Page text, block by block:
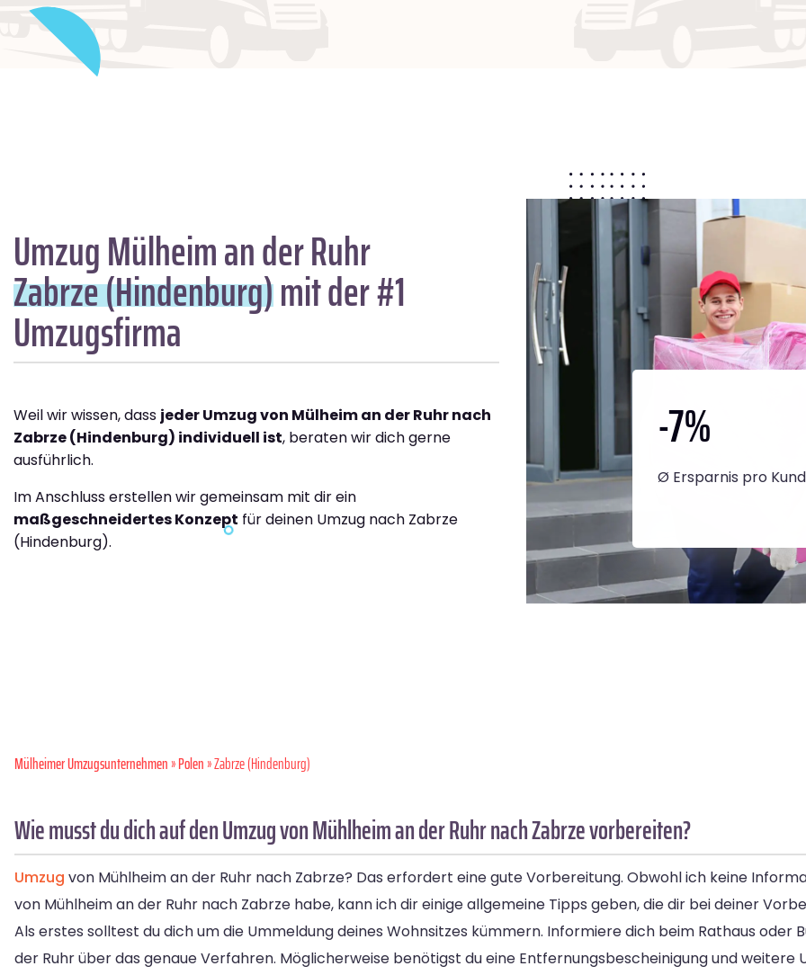
Umzug Mülheim an der Ruhr
Zabrze (Hindenburg)mit der #1
Umzugsfirma
Weil wir wissen, dass jeder Umzug von Mülheim an der Ruhr nach
Zabrze (Hindenburg) individuell ist, beraten wir dich gerne
ausführlich.
Im Anschluss erstellen wir gemeinsam mit dir ein
maßgeschneidertes Konzept für deinen Umzug nach Zabrze
(Hindenburg).
-7%
Ø Ersparnis pro
Mülheimer Umzugsunternehmen»Polen» Zabrze (Hindenburg)
Wie musst du dich auf den Umzug von Mühlheim an der Ruhr nach Zabrze vorbereiten?
Umzug von Mühlheim an der Ruhr nach Zabrze? Das erfordert eine gute Vorbereitung. Obwohl ich keine
von Mühlheim an der Ruhr nach Zabrze habe, kann ich dir einige allgemeine Tipps geben, die dir bei deiner
Als erstes solltest du dich um die Ummeldung deines Wohnsitzes kümmern. Informiere dich beim Rathaus oder
der Ruhr über das genaue Verfahren. Möglicherweise benötigst du eine Entfernungsbescheinigung und weitere